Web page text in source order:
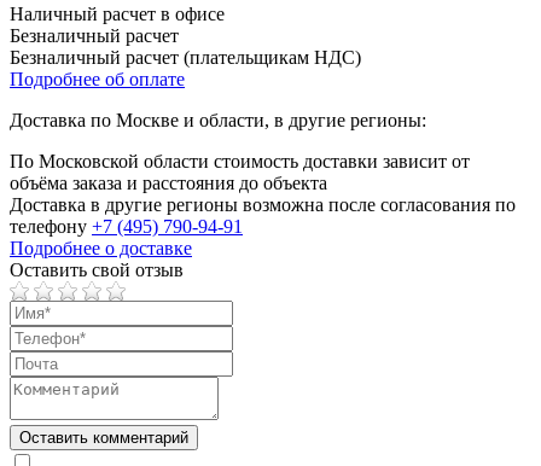
Наличный расчет в офисе
Безналичный расчет
Безналичный расчет (плательщикам НДС)
Подробнее об оплате
Доставка по Москве и области, в другие регионы:
По Московской области стоимость доставки зависит от
объёма заказа и расстояния до объекта
Доставка в другие регионы возможна после согласования по
телефону +7 (495) 790-94-91
Подробнее о доставке
Оставить свой отзыв